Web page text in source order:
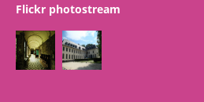
Flickr photostream